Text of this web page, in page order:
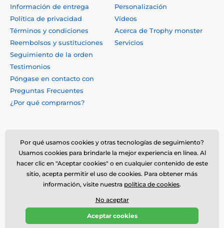
Información de entrega
Política de privacidad
Términos y condiciones
Reembolsos y sustituciones
Seguimiento de la orden
Testimonios
Póngase en contacto con
Preguntas Frecuentes
¿Por qué comprarnos?
Personalización
Vídeos
Acerca de Trophy monster
Servicios
© 2026 www.trophymonster.mx ⦁ Tienda electrónica creada por
SIMPLIA.cz
Por qué usamos cookies y otras tecnologías de seguimiento?
Usamos cookies para brindarle la mejor experiencia en línea. Al
hacer clic en "Aceptar cookies" o en cualquier contenido de este
sitio, acepta permitir el uso de cookies. Para obtener más
información, visite nuestra política de cookies.
No aceptar
Aceptar cookies